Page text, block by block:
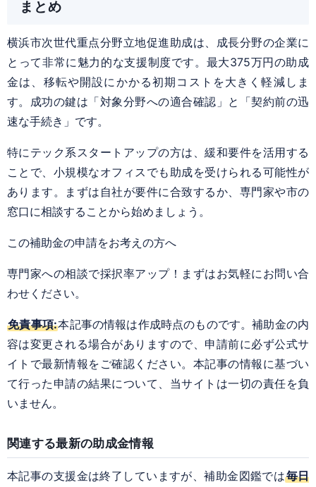
まとめ
横浜市次世代重点分野立地促進助成は、成長分野の企業に
とって非常に魅力的な支援制度です。最大375万円の助成
金は、移転や開設にかかる初期コストを大きく軽減しま
す。成功の鍵は「対象分野への適合確認」と「契約前の迅
速な手続き」です。
特にテック系スタートアップの方は、緩和要件を活用する
ことで、小規模なオフィスでも助成を受けられる可能性が
あります。まずは自社が要件に合致するか、専門家や市の
窓口に相談することから始めましょう。
この補助金の申請をお考えの方へ
専門家への相談で採択率アップ！まずはお気軽にお問い合
わせください。
免責事項:本記事の情報は作成時点のものです。補助金の内
容は変更される場合がありますので、申請前に必ず公式サ
イトで最新情報をご確認ください。本記事の情報に基づい
て行った申請の結果について、当サイトは一切の責任を負
いません。
関連する最新の助成金情報
本記事の支援金は終了していますが、補助金図鑑では毎日